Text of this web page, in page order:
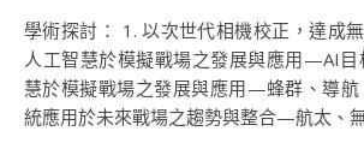
學術探討： 1. 以次世代相機校正，達成無人機精準定位。 2.
人工智慧於模擬戰場之發展與應用—AI目
慧於模擬戰場之發展與應用—蜂群、導航
統應用於未來戰場之趨勢與整合—航太、